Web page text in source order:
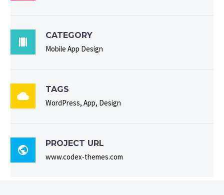

CATEGORY
Mobile App Design

TAGS
WordPress, App, Design

PROJECT URL
www.codex-themes.com